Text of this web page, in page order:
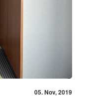
05. Nov, 2019